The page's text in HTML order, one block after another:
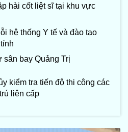
hài cốt liệt sĩ tại khu vực
hệ thống Y tế và đào tạo
sân bay Quảng Trị
kiểm tra tiến độ thi công các
liên cấp